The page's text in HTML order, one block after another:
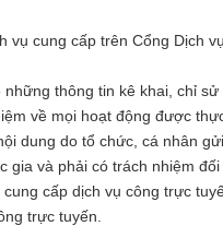
vụ cung cấp trên Cổng Dịch
thông tin kê khai, chỉ
về mọi hoạt động được
dung do tổ chức, cá nhân
gia và phải có trách nhiệm
cấp dịch vụ công trực
trực tuyến.